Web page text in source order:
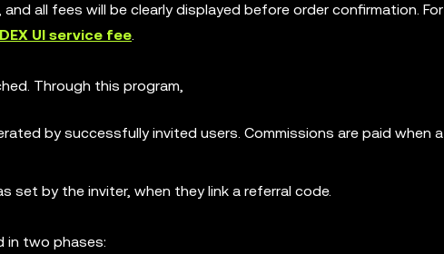
all fees will be clearly displayed before order confirmation. For
UI service fee.
Through this program,
by successfully invited users. Commissions are paid when a
set by the inviter, when they link a referral code.
in two phases: